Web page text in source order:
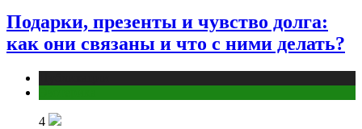
Подарки, презенты и чувство долга:
как они связаны и что с ними делать?
4